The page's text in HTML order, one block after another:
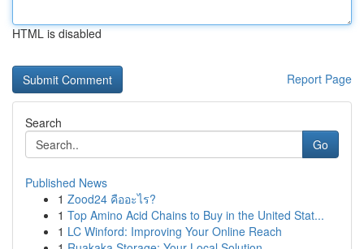
HTML is disabled
Report Page
Search
Go
Published News
1 Zood24 คืออะไร?
1 Top Amino Acid Chains to Buy in the United Stat...
1 LC Winford: Improving Your Online Reach